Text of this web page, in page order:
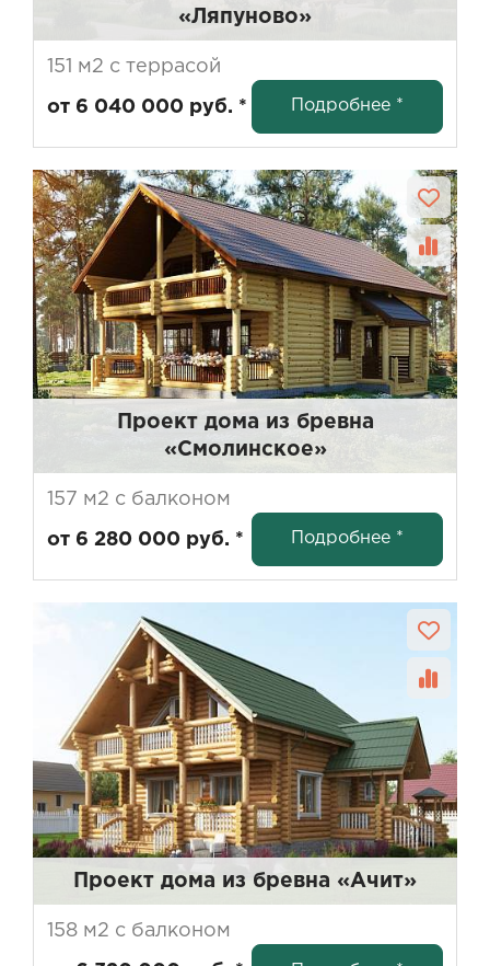
«Ляпуново»
151 м2 с террасой
от 6 040 000 руб. * Подробнее *
Проект дома из бревна
«Смолинское»
157 м2 с балконом
от 6 280 000 руб. * Подробнее *
Проект дома из бревна «Ачит»
158 м2 с балконом